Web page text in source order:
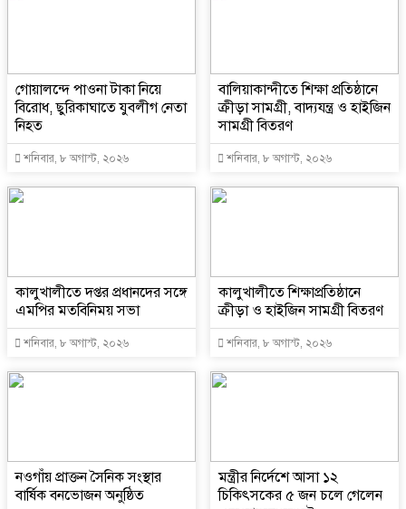
গোয়ালন্দে পাওনা টাকা নিয়ে
বিরোধ, ছুরিকাঘাতে যুবলীগ নেতা
নিহত
শনিবার, ৮ অগাস্ট, ২০২৬
বালিয়াকান্দীতে শিক্ষা প্রতিষ্ঠানে
ক্রীড়া সামগ্রী, বাদ্যযন্ত্র ও হাইজিন
সামগ্রী বিতরণ
শনিবার, ৮ অগাস্ট, ২০২৬
কালুখালীতে দপ্তর প্রধানদের সঙ্গে
এমপির মতবিনিময় সভা
শনিবার, ৮ অগাস্ট, ২০২৬
কালুখালীতে শিক্ষাপ্রতিষ্ঠানে
ক্রীড়া ও হাইজিন সামগ্রী বিতরণ
শনিবার, ৮ অগাস্ট, ২০২৬
নওগাঁয় প্রাক্তন সৈনিক সংস্থার
বার্ষিক বনভোজন অনুষ্ঠিত
মন্ত্রীর নির্দেশে আসা ১২
চিকিৎসকের ৫ জন চলে গেলেন